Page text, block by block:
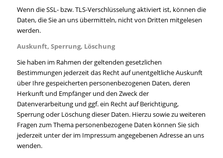
Wenn die SSL- bzw. TLS-Verschlüsselung aktiviert ist, können die
Daten, die Sie an uns übermitteln, nicht von Dritten mitgelesen
werden.
Auskunft, Sperrung, Löschung
Sie haben im Rahmen der geltenden gesetzlichen
Bestimmungen jederzeit das Recht auf unentgeltliche Auskunft
über Ihre gespeicherten personenbezogenen Daten, deren
Herkunft und Empfänger und den Zweck der
Datenverarbeitung und ggf. ein Recht auf Berichtigung,
Sperrung oder Löschung dieser Daten. Hierzu sowie zu weiteren
Fragen zum Thema personenbezogene Daten können Sie sich
jederzeit unter der im Impressum angegebenen Adresse an uns
wenden.